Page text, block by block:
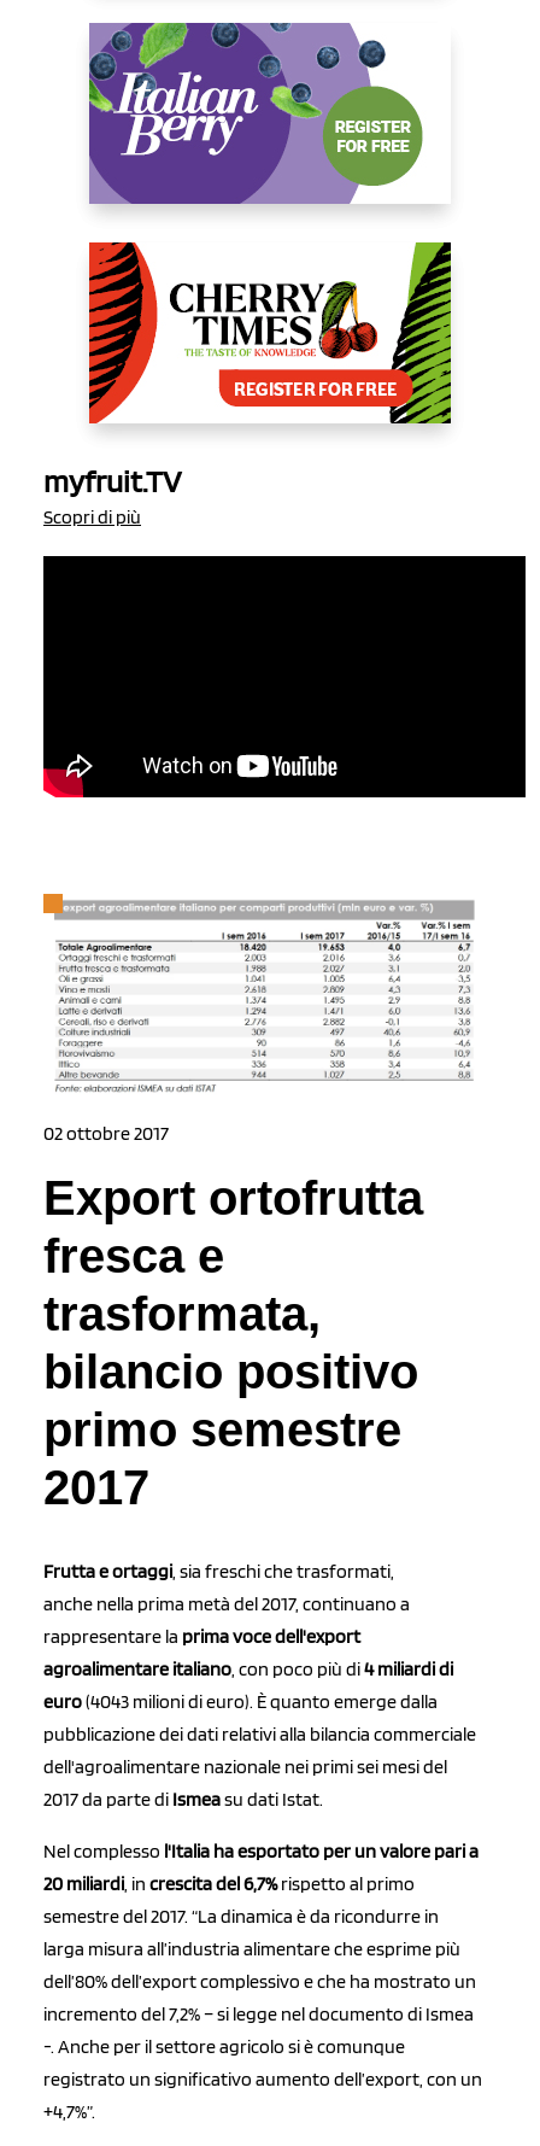
myfruit.TV
Scopri di più
02 ottobre 2017
Export ortofrutta
fresca e
trasformata,
bilancio positivo
primo semestre
2017
Frutta e ortaggi , sia freschi che trasformati,
anche nella prima metà del 2017, continuano a
rappresentare la prima voce dell'export
agroalimentare italiano , con poco più di4 miliardi di
euro(4043 milioni di euro). È quanto emerge dalla
pubblicazione dei dati relativi alla bilancia commerciale
dell'agroalimentare nazionale nei primi sei mesi del
2017 da parte di Ismeasu dati Istat.
Nel complesso l'Italia ha esportato per un valore pari a
20 miliardi , in crescita del 6,7%rispetto al primo
semestre del 2017. “La dinamica è da ricondurre in
larga misura all’industria alimentare che esprime più
dell’80% dell’export complessivo e che ha mostrato un
incremento del 7,2% – si legge nel documento di Ismea
-. Anche per il settore agricolo si è comunque
registrato un significativo aumento dell’export, con un
+4,7%”.